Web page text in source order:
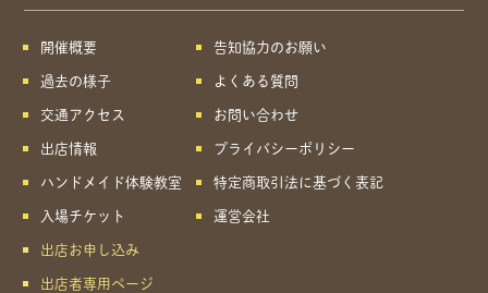
開催概要
過去の様子
交通アクセス
出店情報
ハンドメイド体験教室
入場チケット
出店お申し込み
出店者専用ページ
告知協力のお願い
よくある質問
お問い合わせ
プライバシーポリシー
特定商取引法に基づく表記
運営会社